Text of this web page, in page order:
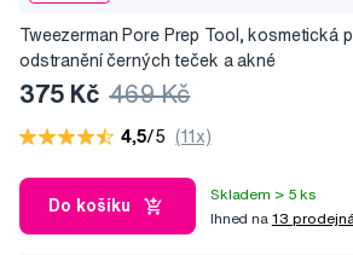
Tweezerman Pore Prep Tool, kosmetická
odstranění černých teček a akné
375 Kč 469 Kč
4,5/5 (11x)
Do košíku
Skladem > 5 ks
Ihned na 13